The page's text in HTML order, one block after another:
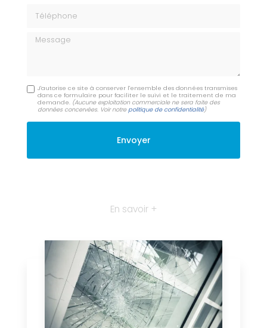
Message
J'autorise ce site à conserver l'ensemble des données transmises
dans ce formulaire pour faciliter le suivi et le traitement de ma
demande. (Aucune exploitation commerciale ne sera faite des
données concervées. Voir notrepolitique de confidentialité)
En savoir +